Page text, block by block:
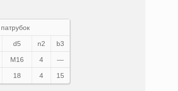
d5 n2 b3
М16 4 —
18 4 15